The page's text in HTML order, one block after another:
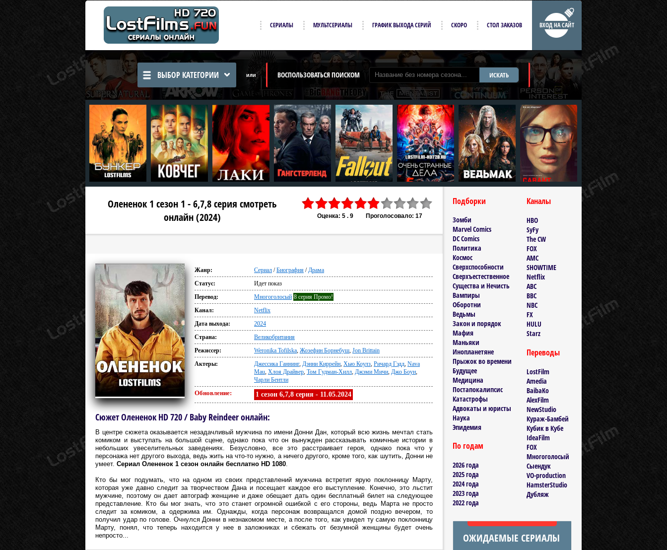
ВХОД НА САЙТ
СЕРИАЛЫ МУЛЬТСЕРИАЛЫ ГРАФИК ВЫХОДА СЕРИЙ СКОРО СТОЛ ЗАКАЗОВ
ВЫБОР КАТЕГОРИИ или ВОСПОЛЬЗОВАТЬСЯ ПОИСКОМ ИСКАТЬ
Оценка: 5 . 9 Проголосовало: 17
Олененок 1 сезон 1 - 6,7,8 серия смотреть
онлайн (2024)
Жанр: Сериал /Биография /Драма
Статус:
Идет показ
Перевод:
Многоголосый 8 серия Промо!
Канал:
Netflix
Дата выхода:
2024
Страна:
Великобритания
Режиссер:
Weronika Tofilska, Жозефин Борнебуш, Jon Brittain
Актеры:
Джессика Ганнинг, Дэнни Киррейн, Хью Коулз, Ричард Гэдд, Nava
Mau, Хлоя Драйвер, Том Гудман-Хилл, Джэми Мичи, Джо Боун,
Чарли Бентли
Обновление: 1 сезон 6,7,8 серия - 11.05.2024
Сюжет Олененок HD 720 / Baby Reindeer онлайн:
В центре сюжета оказывается незадачливый мужчина по имени Донни Дан, который всю жизнь мечтал стать
комиком и выступать на большой сцене, однако пока что он вынужден рассказывать комичные истории в
небольших увеселительных заведениях. Безусловно, все это расстраивает героя, однако пока что у
персонажа нет другого выхода, ведь жить на что-то нужно, а ничего другого, кроме того, как шутить, Донни не
умеет. Сериал Олененок 1 сезон онлайн бесплатно HD 1080.
Кто бы мог подумать, что на одном из своих представлений мужчина встретит ярую поклонницу Марту,
которая уже давно следит за творчеством Дана и посещает каждое его выступление. Конечно, это льстит
мужчине, поэтому он дает автограф женщине и даже обещает дать один бесплатный билет на следующее
представление. Кто бы мог знать, что это станет огромной ошибкой с его стороны, ведь Марта не просто
следит за комиком, а одержима им. Однажды, когда персонаж возвращался домой поздно вечером, то
получил удар по голове. Очнулся Донни в незнакомом месте, а после того, как увидел ту самую поклонницу
Марту, понял, что теперь находится у нее в заложниках и сбежать от безумной женщины будет очень
непросто...
Подборки
Зомби
Marvel Comics
DC Comics
Политика
Космос
Сверхспособности
Сверхъестественное
Существа и Нечисть
Вампиры
Оборотни
Ведьмы
Закон и порядок
Мафия
Маньяки
Инопланетяне
Прыжок во времени
Будущее
Медицина
Постапокалипсис
Катастрофы
Адвокаты и юристы
Наука
Эпидемия
По годам
2026 года
2025 года
2024 года
2023 года
2022 года
Каналы
HBO
SyFy
The CW
FOX
AMC
SHOWTIME
Netflix
ABC
BBC
NBC
FX
HULU
Starz
Переводы
LostFilm
Amedia
BaibaKo
AlexFilm
NewStudio
Кураж-Бамбей
Кубик в Кубе
IdeaFilm
FOX
Многоголосый
Сыендук
VO-production
HamsterStudio
Дубляж
ОЖИДАЕМЫЕ СЕРИАЛЫ